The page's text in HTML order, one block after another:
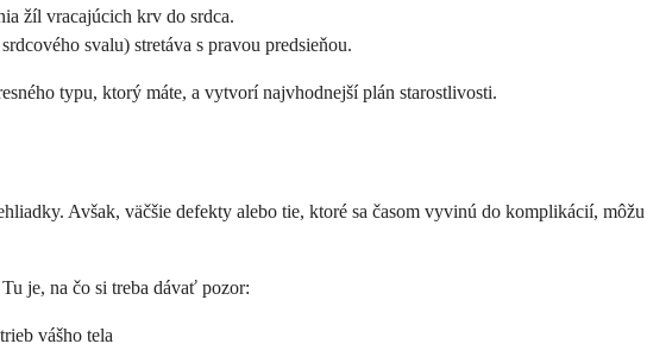
žíl vracajúcich krv do srdca.
svalu) stretáva s pravou predsieňou.
typu, ktorý máte, a vytvorí najvhodnejší plán starostlivosti.
Avšak, väčšie defekty alebo tie, ktoré sa časom vyvinú do komplikácií, môžu
je, na čo si treba dávať pozor:
vášho tela